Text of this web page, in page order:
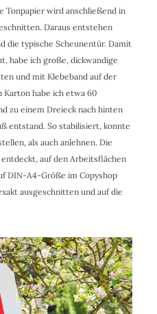
Tonpapier wird anschließend in
Daraus entstehen
die typische Scheunentür. Damit
habe ich große, dickwandige
und mit Klebeband auf der
habe ich etwa 60
zu einem Dreieck nach hinten
entstand. So stabilisiert, konnte
als auch anlehnen. Die
auf den Arbeitsflächen
DIN-A4-Größe im Copyshop
ausgeschnitten und auf die